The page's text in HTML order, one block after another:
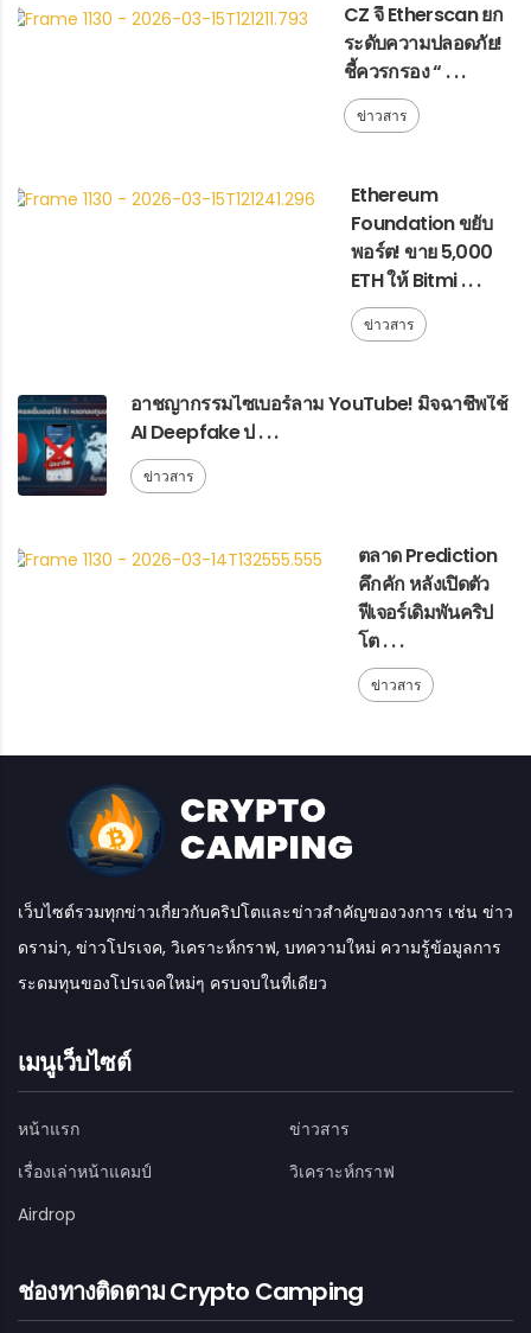
CZ จี้ Etherscan ยก
ระดับความปลอดภัย!
ชี้ควรกรอง “ . . .
ข่าวสาร
Ethereum
Foundation ขยับ
พอร์ต! ขาย 5,000
ETH ให้ Bitmi . . .
ข่าวสาร
อาชญากรรมไซเบอร์ลาม YouTube! มิจฉาชีพใช้
AI Deepfake ป . . .
ข่าวสาร
ตลาด Prediction
คึกคัก หลังเปิดตัว
ฟีเจอร์เดิมพันคริป
โต . . .
ข่าวสาร
เว็บไซต์รวมทุกข่าวเกี่ยวกับคริปโตและข่าวสำคัญของวงการ เช่น ข่าว
ดราม่า, ข่าวโปรเจค, วิเคราะห์กราฟ, บทความใหม่ ความรู้ข้อมูลการ
ระดมทุนของโปรเจคใหม่ๆ ครบจบในที่เดียว
เมนูเว็บไซต์
หน้าแรก
ข่าวสาร
เรื่องเล่าหน้าแคมป์
วิเคราะห์กราฟ
Airdrop
ช่องทางติดตาม Crypto Camping